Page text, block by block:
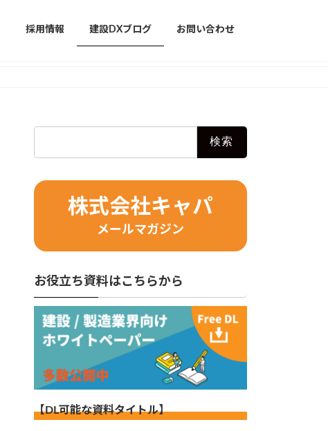
採用情報 建設DXブログ お問い合わせ
株式会社キャパ
メールマガジン
お役立ち資料はこちらから
【DL可能な資料タイトル】